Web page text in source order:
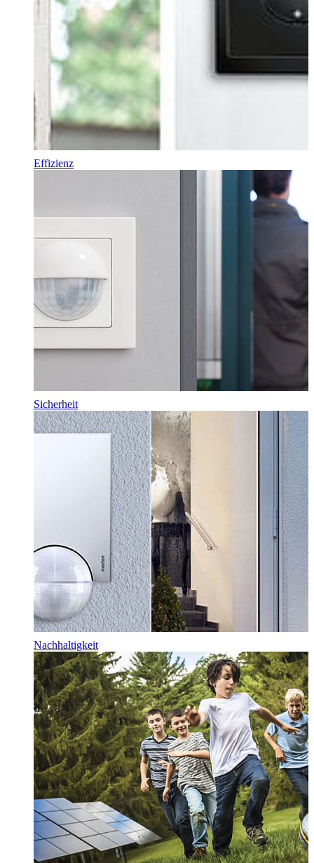
Effizienz
Sicherheit
Nachhaltigkeit